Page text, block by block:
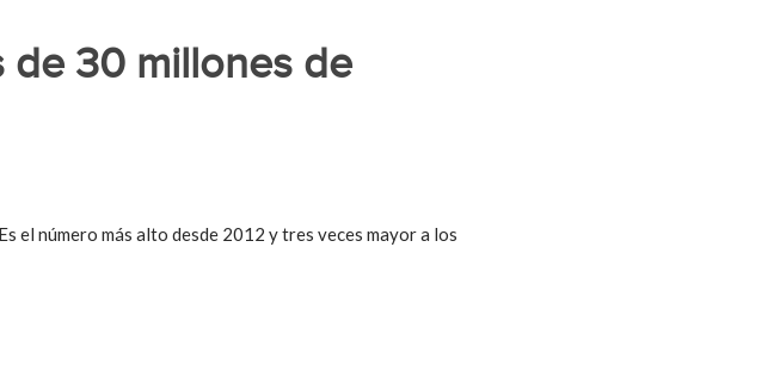
de 30 millones de
el número más alto desde 2012 y tres veces mayor a los